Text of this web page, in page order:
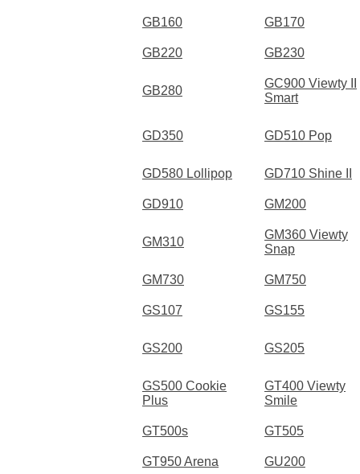
GB160 GB170
GB220 GB230
GB280
GC900 Viewty II
Smart
GD350 GD510 Pop
GD580 Lollipop GD710 Shine II
GD910 GM200
GM310
GM360 Viewty
Snap
GM730 GM750
GS107 GS155
GS200 GS205
GS500 Cookie
Plus
GT400 Viewty
Smile
GT500s GT505
GT950 Arena GU200